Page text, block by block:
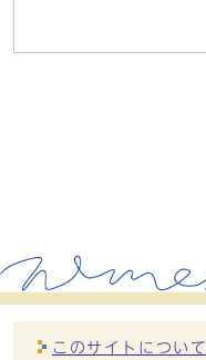
このサイトについて